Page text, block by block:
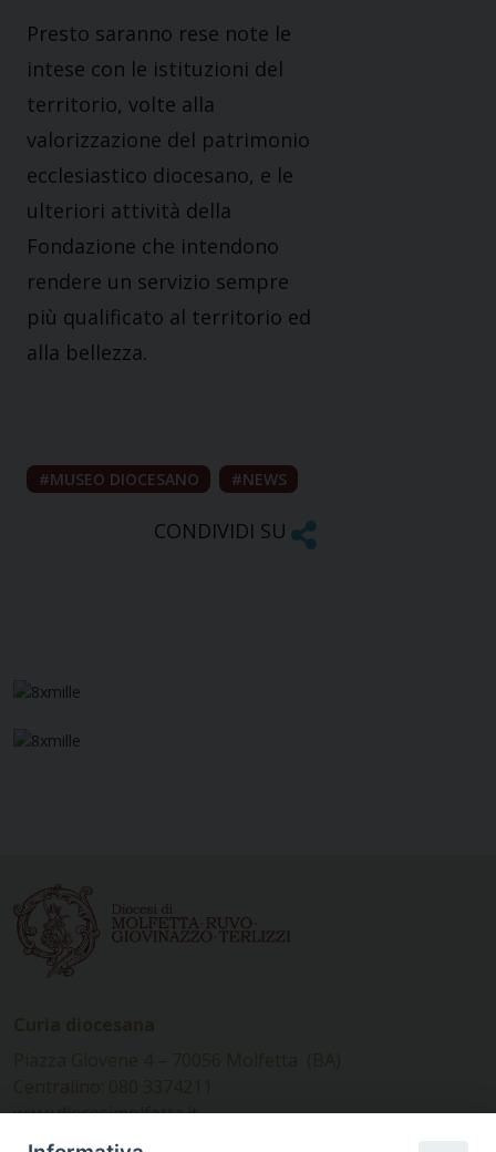
Presto saranno rese note le
intese con le istituzioni del
territorio, volte alla
valorizzazione del patrimonio
ecclesiastico diocesano, e le
ulteriori attività della
Fondazione che intendono
rendere un servizio sempre
più qualificato al territorio ed
alla bellezza.
MUSEO DIOCESANO NEWS
CONDIVIDI SU
www.diocesimolfetta.it –
diocesimolfetta@pec.chiesacattolica.it